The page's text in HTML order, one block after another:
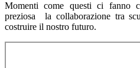
Momenti come questi ci fanno
preziosa la collaborazione tra
costruire il nostro futuro.